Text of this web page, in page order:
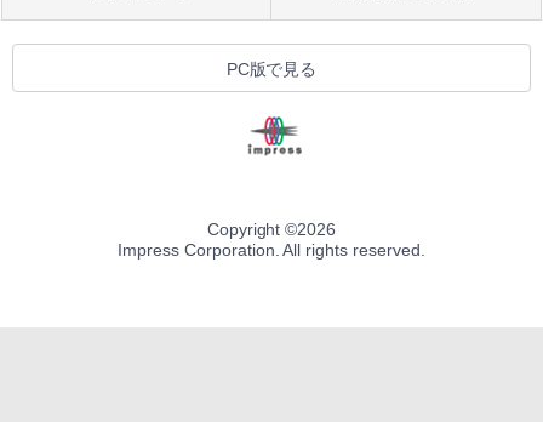
PC版で見る
Copyright ©2026
Impress Corporation. All rights reserved.